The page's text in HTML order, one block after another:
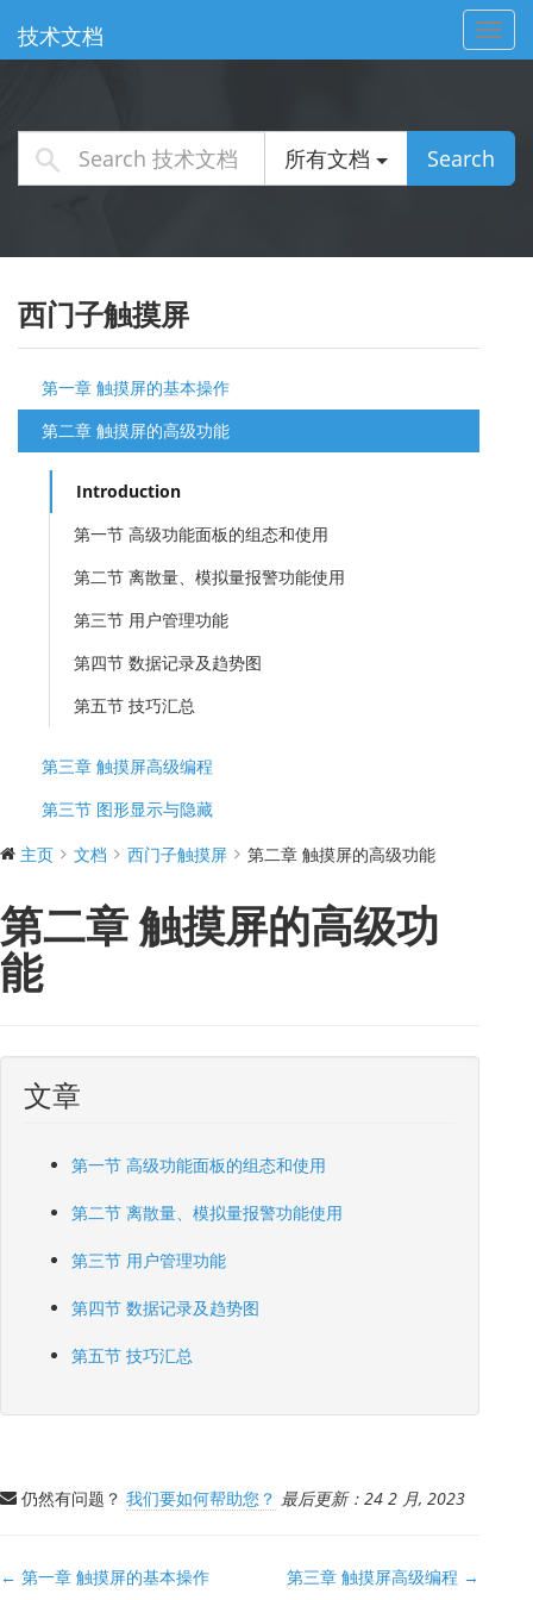
技术文档
所有文档 Search
西门子触摸屏
第一章 触摸屏的基本操作
第二章 触摸屏的高级功能
Introduction
第一节 高级功能面板的组态和使用
第二节 离散量、模拟量报警功能使用
第三节 用户管理功能
第四节 数据记录及趋势图
第五节 技巧汇总
第三章 触摸屏高级编程
第三节 图形显示与隐藏
主页
文档 西门子触摸屏 第二章 触摸屏的高级功能
第二章 触摸屏的高级功
能
文章
第一节 高级功能面板的组态和使用
第二节 离散量、模拟量报警功能使用
第三节 用户管理功能
第四节 数据记录及趋势图
第五节 技巧汇总
仍然有问题？ 我们要如何帮助您？ 最后更新：24 2 月, 2023
文
← 第一章 触摸屏的基本操作 第三章 触摸屏高级编程 →